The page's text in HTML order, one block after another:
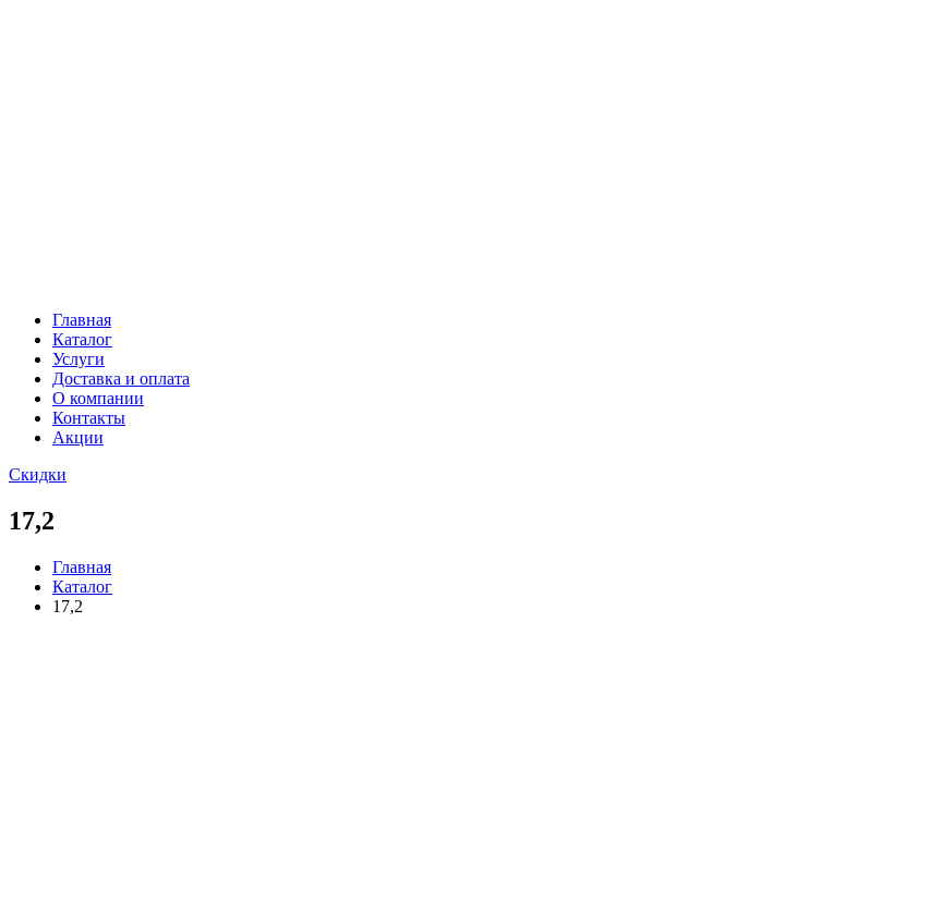
Главная
Каталог
Услуги
Доставка и оплата
О компании
Контакты
Акции
Скидки
17,2
Главная
Каталог
17,2